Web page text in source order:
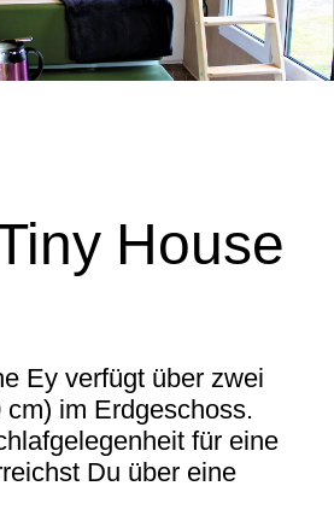
House
Ey verfügt über zwei
im Erdgeschoss.
für eine
Du über eine